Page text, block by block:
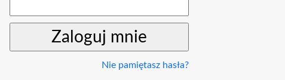
Nie pamiętasz hasła?